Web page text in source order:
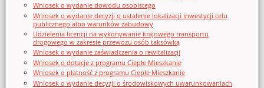
Wniosek o wydanie dowodu osobistego
Wniosek o wydanie decyzji o ustalenie lokalizacji inwestycji celu
publicznego albo warunków zabudowy
Udzielenia licencji na wykonywanie krajowego transportu
drogowego w zakresie przewozu osób taksówką
Wniosek o wydanie zaświadczenia o rewitalizacji
Wniosek o dotację z programu Ciepłe Mieszkanie
Wniosek o płatność z programu Ciepłe Mieszkanie
Wniosek o wydanie decyzji o środowiskowych uwarunkowaniach